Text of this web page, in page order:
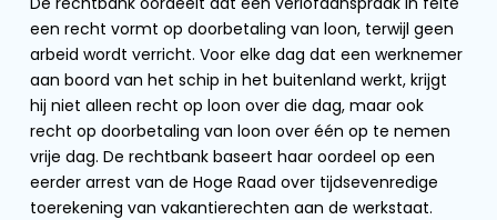
een recht vormt op doorbetaling van loon, terwijl geen
arbeid wordt verricht. Voor elke dag dat een werknemer
aan boord van het schip in het buitenland werkt, krijgt
hij niet alleen recht op loon over die dag, maar ook
recht op doorbetaling van loon over één op te nemen
vrije dag. De rechtbank baseert haar oordeel op een
eerder arrest van de Hoge Raad over tijdsevenredige
toerekening van vakantierechten aan de werkstaat.